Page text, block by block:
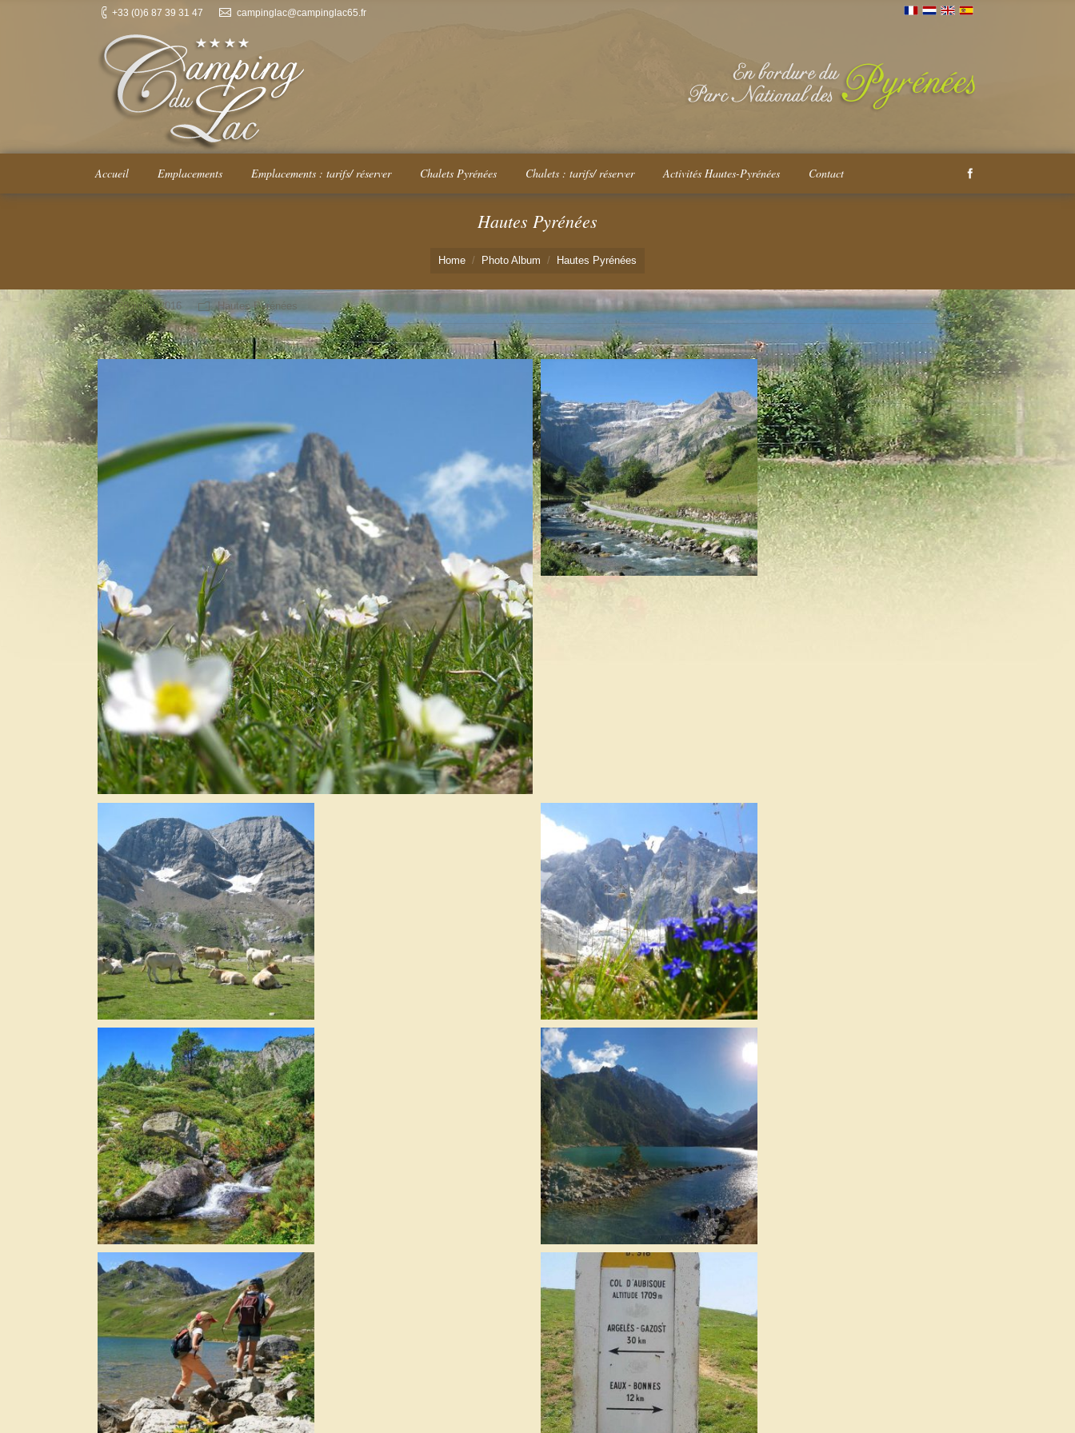
+33 (0)6 87 39 31 47 campinglac@campinglac65.fr
Accueil Emplacements Emplacements : tarifs/ réserver Chalets Pyrénées Chalets : tarifs/ réserver Activités Hautes-Pyrénées Contact
Hautes Pyrénées
Home
Photo Album Hautes Pyrénées
28 juillet 2016 Hautes Pyrénées